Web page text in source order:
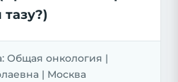
Общая онкология |
| Москва